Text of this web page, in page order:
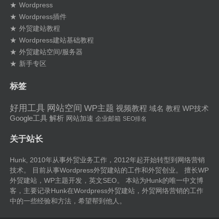
Wordpress
Wordpress插件
外贸建站教程
Wordpress建站基础教程
外贸建站空间/服务器
新手专区
标签
好用工具 网站空间 WP主题 视频教程 域名 教程 WP技术
Google工具 解析 网站加速 企业邮箱 SEO排名
关于站长
Hunk, 2010年从事外贸业务工作，2012年起开始转型到网络营销
技术。 目前从事Wordpress外贸建站的工作和外贸创业。 擅长WP
外贸建站 ，WP主题开发，英文SEO。 本站为Hunk的唯一中文博
客，主要记录Hunk在Wordpress外贸建站 ， 外贸网络营销的工作
中的一些经验和方法，希望帮到他人。